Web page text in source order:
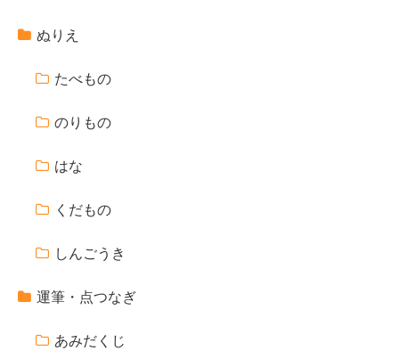
ぬりえ
たべもの
のりもの
はな
くだもの
しんごうき
運筆・点つなぎ
あみだくじ